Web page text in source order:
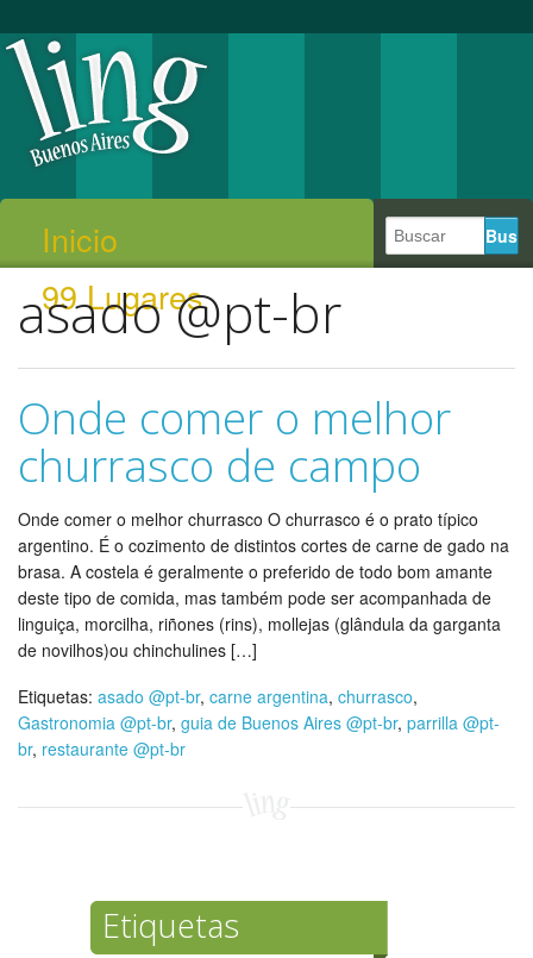
Inicio
99 Lugares
asado @pt-br
Onde comer o melhor
churrasco de campo
Onde comer o melhor churrasco O churrasco é o prato típico
argentino. É o cozimento de distintos cortes de carne de gado na
brasa. A costela é geralmente o preferido de todo bom amante
deste tipo de comida, mas também pode ser acompanhada de
linguiça, morcilha, riñones (rins), mollejas (glândula da garganta
de novilhos)ou chinchulines […]
Etiquetas: asado @pt-br, carne argentina, churrasco,
Gastronomia @pt-br, guia de Buenos Aires @pt-br, parrilla @pt-
br, restaurante @pt-br
Etiquetas